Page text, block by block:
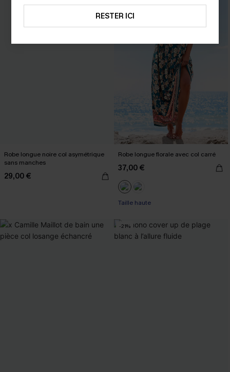
Robe longue noire col asymétrique
sans manches
29,00 €
Robe longue florale avec col carré
37,00 €
Taille haute
-21%
RESTER ICI